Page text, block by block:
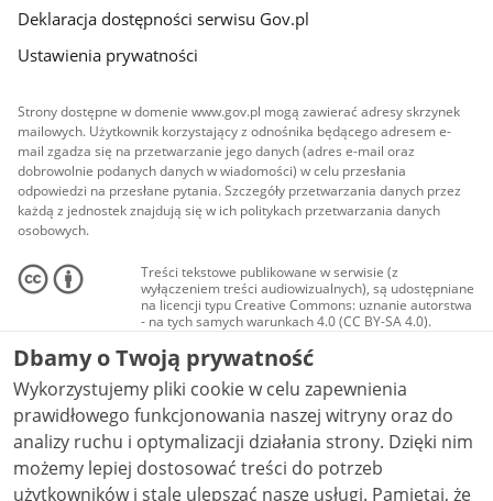
Deklaracja dostępności serwisu Gov.pl
Ustawienia prywatności
Strony dostępne w domenie www.gov.pl mogą zawierać adresy skrzynek
mailowych. Użytkownik korzystający z odnośnika będącego adresem e-
mail zgadza się na przetwarzanie jego danych (adres e-mail oraz
dobrowolnie podanych danych w wiadomości) w celu przesłania
odpowiedzi na przesłane pytania. Szczegóły przetwarzania danych przez
każdą z jednostek znajdują się w ich politykach przetwarzania danych
osobowych.
Treści tekstowe publikowane w serwisie (z
wyłączeniem treści audiowizualnych), są udostępniane
na licencji typu Creative Commons: uznanie autorstwa
- na tych samych warunkach 4.0 (CC BY-SA 4.0).
Materiały audiowizualne, w tym zdjęcia, materiały
audio i wideo, są udostępniane na licencji typu
Creative Commons: uznanie autorstwa użycie
niekomercyjne - bez utworów zależnych 4.0 (CC BY-
NC-ND 4.0), o ile nie jest to stwierdzone inaczej.
Dbamy o Twoją prywatność
Wykorzystujemy pliki cookie w celu zapewnienia
prawidłowego funkcjonowania naszej witryny oraz do
analizy ruchu i optymalizacji działania strony. Dzięki nim
możemy lepiej dostosować treści do potrzeb
użytkowników i stale ulepszać nasze usługi. Pamiętaj, że